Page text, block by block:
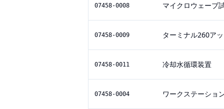
07458-0008 マイクロウェーブ
07458-0009 ターミナル260ア
07458-0011 冷却水循環装置
07458-0004 ワークステーショ